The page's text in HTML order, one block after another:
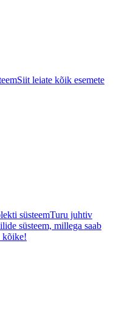
Siit leiate kõik esemete
süsteemTuru juhtiv
süsteem, millega saab
kõike!